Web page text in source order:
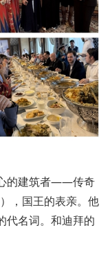
的建筑者——传奇
，国王的表亲。他
代名词。和迪拜的